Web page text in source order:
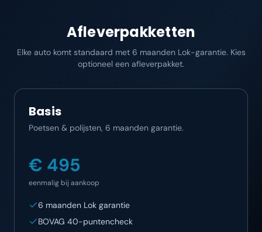
Afleverpakketten
Elke auto komt standaard met 6 maanden Lok-garantie. Kies
optioneel een afleverpakket.
Basis
Poetsen & polijsten, 6 maanden garantie.
€ 495
eenmalig bij aankoop
6 maanden Lok garantie
BOVAG 40-puntencheck